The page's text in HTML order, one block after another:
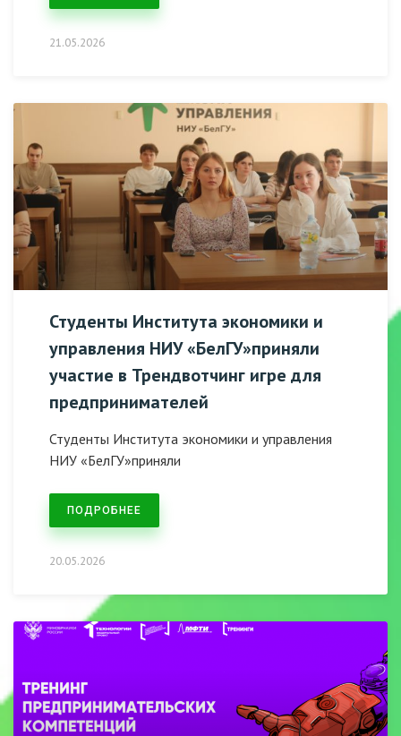
21.05.2026
Студенты Института экономики и
управления НИУ «БелГУ»приняли
участие в Трендвотчинг игре для
предпринимателей
Студенты Института экономики и управления
НИУ «БелГУ»приняли
ПОДРОБНЕЕ
20.05.2026